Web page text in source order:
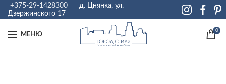
+375-29-1428300
д. Цнянка, ул.
Дзержинского 17
МЕНЮ
0